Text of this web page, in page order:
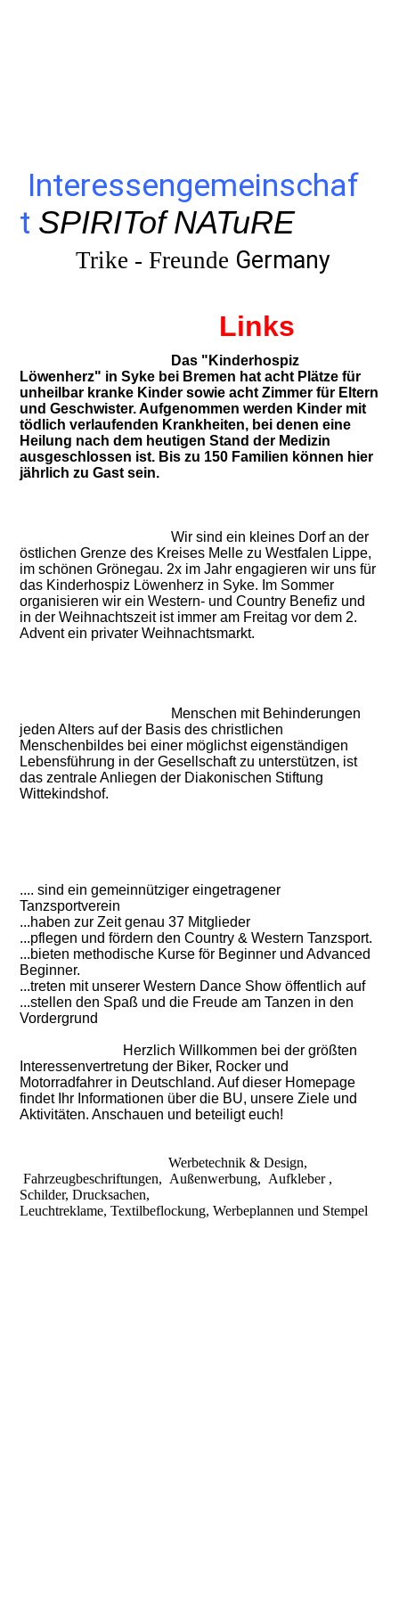
Interessengemeinschaf
t SPIRITof NATuRE
Trike - Freunde Germany
Links
Das "Kinderhospiz
Löwenherz" in Syke bei Bremen hat acht Plätze für
unheilbar kranke Kinder sowie acht Zimmer für Eltern
und Geschwister. Aufgenommen werden Kinder mit
tödlich verlaufenden Krankheiten, bei denen eine
Heilung nach dem heutigen Stand der Medizin
ausgeschlossen ist. Bis zu 150 Familien können hier
jährlich zu Gast sein.
Wir sind ein kleines Dorf an der
östlichen Grenze des Kreises Melle zu Westfalen Lippe,
im schönen Grönegau. 2x im Jahr engagieren wir uns für
das Kinderhospiz Löwenherz in Syke. Im Sommer
organisieren wir ein Western- und Country Benefiz und
in der Weihnachtszeit ist immer am Freitag vor dem 2.
Advent ein privater Weihnachtsmarkt.
Menschen mit Behinderungen
jeden Alters auf der Basis des christlichen
Menschenbildes bei einer möglichst eigenständigen
Lebensführung in der Gesellschaft zu unterstützen, ist
das zentrale Anliegen der Diakonischen Stiftung
Wittekindshof.
.... sind ein gemeinnütziger eingetragener
Tanzsportverein
...haben zur Zeit genau 37 Mitglieder
...pflegen und fördern den Country & Western Tanzsport.
...bieten methodische Kurse för Beginner und Advanced
Beginner.
...treten mit unserer Western Dance Show öffentlich auf
...stellen den Spaß und die Freude am Tanzen in den
Vordergrund
Herzlich Willkommen bei der größten
Interessenvertretung der Biker, Rocker und
Motorradfahrer in Deutschland. Auf dieser Homepage
findet Ihr Informationen über die BU, unsere Ziele und
Aktivitäten. Anschauen und beteiligt euch!
Werbetechnik & Design,
Fahrzeugbeschriftungen, Außenwerbung, Aufkleber ,
Schilder, Drucksachen,
Leuchtreklame, Textilbeflockung, Werbeplannen und Stempel